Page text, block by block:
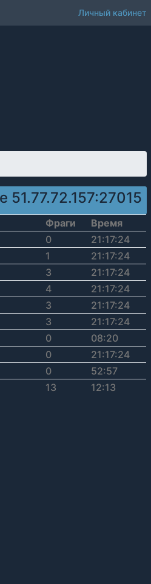
Личный кабинет
51.77.72.157:27015
Фраги
Время
0
21:17:24
1
21:17:24
3
21:17:24
4
21:17:24
3
21:17:24
3
21:17:24
0
08:20
0
21:17:24
0
52:57
13 12:13